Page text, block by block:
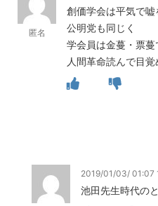
匿名
創価学会は平気で嘘
公明党も同じく
学会員は金蔓・票
人間革命読んで目
2019/01/03/ 01:07
池田先生時代の